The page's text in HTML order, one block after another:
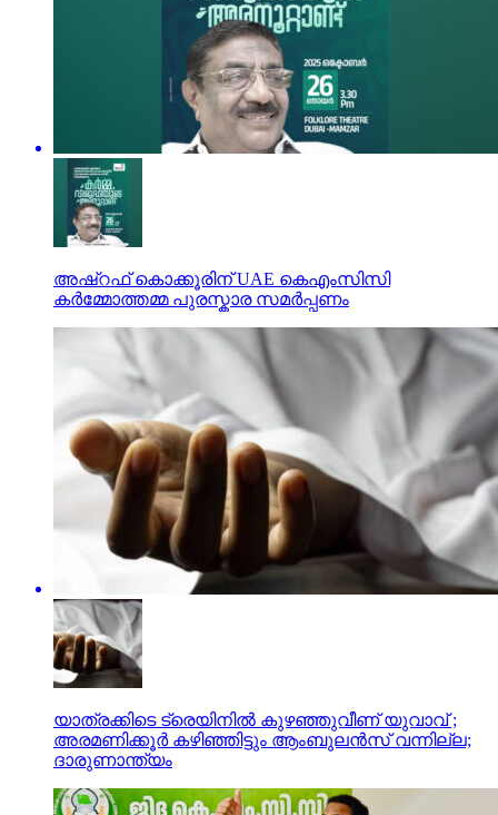
അഷ്‌റഫ് കൊക്കൂരിന് UAE കെഎംസിസി
കർമ്മോത്തമ്മ പുരസ്കാര സമർപ്പണം
യാത്രക്കിടെ ട്രെയിനില്‍ കുഴഞ്ഞുവീണ് യുവാവ് ;
അരമണിക്കൂർ കഴിഞ്ഞിട്ടും ആംബുലൻസ് വന്നില്ല;
ദാരുണാന്ത്യം